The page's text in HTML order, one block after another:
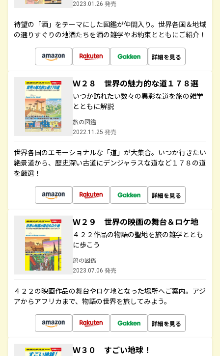
2023.01.26 発売
待望の「酒」をテーマにした図鑑が仲間入り。世界各国＆地域
の選りすぐりの地酒たちを酒の雑学やお約束とともにご紹介！
詳細を見る
Ｗ２８ 世界の魅力的な道１７８選
いつか訪れたい数々の異彩な道を旅の雑学
とともに解説
旅の図鑑
2022.11.25 発売
世界各国のエモーショナルな「道」が大集合。いつか行きたい
絶景道から、歴史深い古道にデンジャラスな道など１７８の道
を厳選！
詳細を見る
Ｗ２９ 世界の映画の舞台＆ロケ地
４２２作品の物語の聖地を旅の雑学ととも
に歩こう
旅の図鑑
2023.07.06 発売
４２２の映画作品の舞台やロケ地となった場所へご案内。アジ
アからアフリカまで、物語の世界を旅してみよう。
詳細を見る
Ｗ３０ すごい地球！